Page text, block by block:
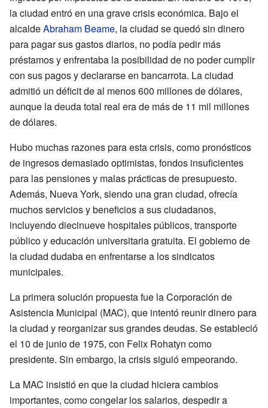
la ciudad entró en una grave crisis económica. Bajo el
alcaldeAbraham Beame, la ciudad se quedó sin dinero
para pagar sus gastos diarios, no podía pedir más
préstamos y enfrentaba la posibilidad de no poder cumplir
con sus pagos y declararse en bancarrota. La ciudad
admitió un déficit de al menos 600 millones de dólares,
aunque la deuda total real era de más de 11 mil millones
de dólares.
Hubo muchas razones para esta crisis, como pronósticos
de ingresos demasiado optimistas, fondos insuficientes
para las pensiones y malas prácticas de presupuesto.
Además, Nueva York, siendo una gran ciudad, ofrecía
muchos servicios y beneficios a sus ciudadanos,
incluyendo diecinueve hospitales públicos, transporte
público y educación universitaria gratuita. El gobierno de
la ciudad dudaba en enfrentarse a los sindicatos
municipales.
La primera solución propuesta fue la Corporación de
Asistencia Municipal (MAC), que intentó reunir dinero para
la ciudad y reorganizar sus grandes deudas. Se estableció
el 10 de junio de 1975, con Felix Rohatyn como
presidente. Sin embargo, la crisis siguió empeorando.
La MAC insistió en que la ciudad hiciera cambios
importantes, como congelar los salarios, despedir a